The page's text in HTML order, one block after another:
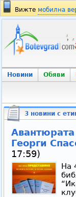
Вижте мобилна
Новини Обяви
3 новини с
Авантюрата
Георги
17:59)
На